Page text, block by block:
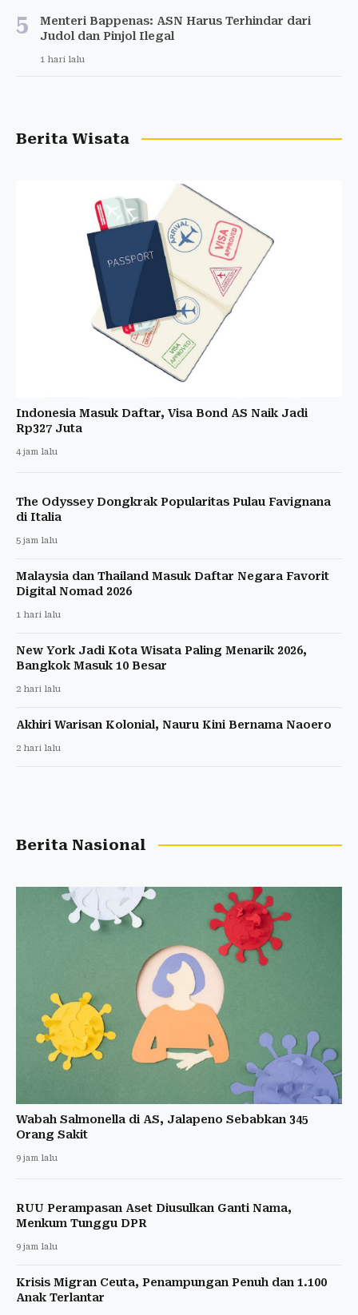
5
Menteri Bappenas: ASN Harus Terhindar dari
Judol dan Pinjol Ilegal
1 hari lalu
Berita Wisata
Indonesia Masuk Daftar, Visa Bond AS Naik Jadi
Rp327 Juta
4 jam lalu
The Odyssey Dongkrak Popularitas Pulau Favignana
di Italia
5 jam lalu
Malaysia dan Thailand Masuk Daftar Negara Favorit
Digital Nomad 2026
1 hari lalu
New York Jadi Kota Wisata Paling Menarik 2026,
Bangkok Masuk 10 Besar
2 hari lalu
Akhiri Warisan Kolonial, Nauru Kini Bernama Naoero
2 hari lalu
Berita Nasional
Wabah Salmonella di AS, Jalapeno Sebabkan 345
Orang Sakit
9 jam lalu
RUU Perampasan Aset Diusulkan Ganti Nama,
Menkum Tunggu DPR
9 jam lalu
Krisis Migran Ceuta, Penampungan Penuh dan 1.100
Anak Terlantar